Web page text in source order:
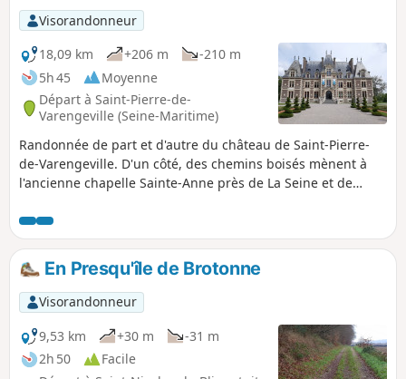
Visorandonneur
18,09 km
+206 m
-210 m
5h 45
Moyenne
Départ à Saint-Pierre-de-
Varengeville (Seine-Maritime)
Randonnée de part et d'autre du château de Saint-Pierre-
de-Varengeville. D'un côté, des chemins boisés mènent à
l'ancienne chapelle Sainte-Anne près de La Seine et de
l'Austreberthe. En chemin, le vallon à la sortie du hameau
de Candos offre de très jolis points de vue.
En Presqu'île de Brotonne
Visorandonneur
9,53 km
+30 m
-31 m
2h 50
Facile